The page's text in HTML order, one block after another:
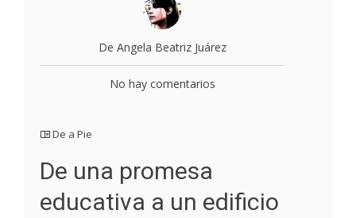
De Angela Beatriz Juárez
No hay comentarios
De a Pie
De una promesa
educativa a un edificio